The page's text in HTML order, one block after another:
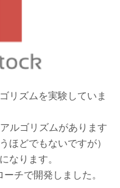
リズムを実験していま
ルゴリズムがあります
ほどでもないですが）
なります。
チで開発しました。